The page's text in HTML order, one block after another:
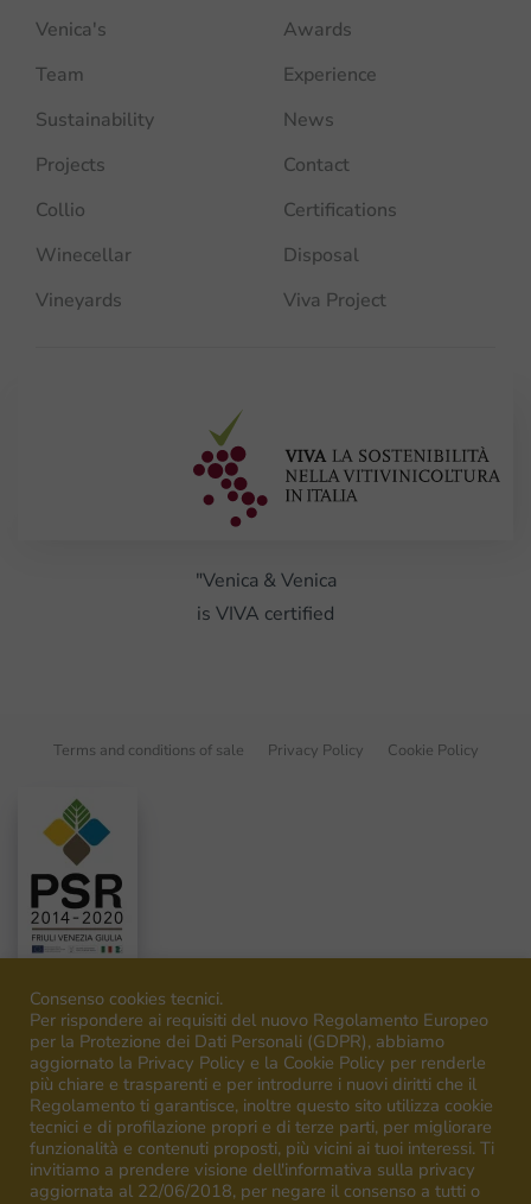
Venica's
Team
Sustainability
Projects
Collio
Winecellar
Vineyards
Awards
Experience
News
Contact
Certifications
Disposal
Viva Project
"Venica & Venica
is VIVA certified
Terms and conditions of sale Privacy Policy Cookie Policy
©2026Venica&Venica. All rights reserved. P.I. IT00492040316
Consenso cookies tecnici.
Per rispondere ai requisiti del nuovo Regolamento Europeo
per la Protezione dei Dati Personali (GDPR), abbiamo
aggiornato la Privacy Policy e la Cookie Policy per renderle
più chiare e trasparenti e per introdurre i nuovi diritti che il
Regolamento ti garantisce, inoltre questo sito utilizza cookie
tecnici e di profilazione propri e di terze parti, per migliorare
funzionalità e contenuti proposti, più vicini ai tuoi interessi. Ti
invitiamo a prendere visione dell'informativa sulla privacy
aggiornata al 22/06/2018, per negare il consenso a tutti o